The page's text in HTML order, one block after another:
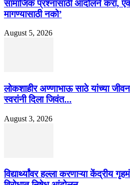
सामाजिक प्रश्नांसाठी आंदोलने करा,
मागण्यासाठी नको’
August 5, 2026
लोकशाहीर अण्णाभाऊ साठे यांच्या
स्वरांनी दिला जिवंत...
August 3, 2026
विद्यार्थ्यांवर हल्ला करणाऱ्या केंद्रीय